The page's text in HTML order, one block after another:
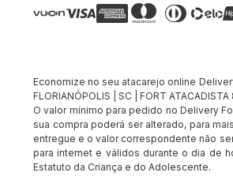
Economize no seu atacarejo online
FLORIANÓPOLIS | SC | FORT
O valor mínimo para pedido no Delivery
sua compra poderá ser alterado, para
entregue e o valor correspondente não
para internet e válidos durante o dia de
Estatuto da Criança e do Adolescente.